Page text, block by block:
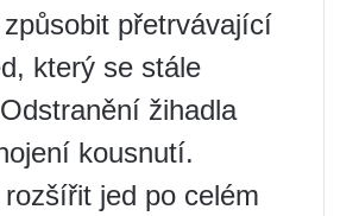
přetrvávající
který se stále
žihadla
kousnutí.
jed po celém